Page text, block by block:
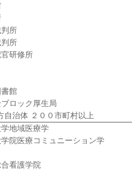
所
所
研修所
館
ロック厚生局
自治体 ２００市町村以上
地域医療学
院医療コミュニーション学
看護学院